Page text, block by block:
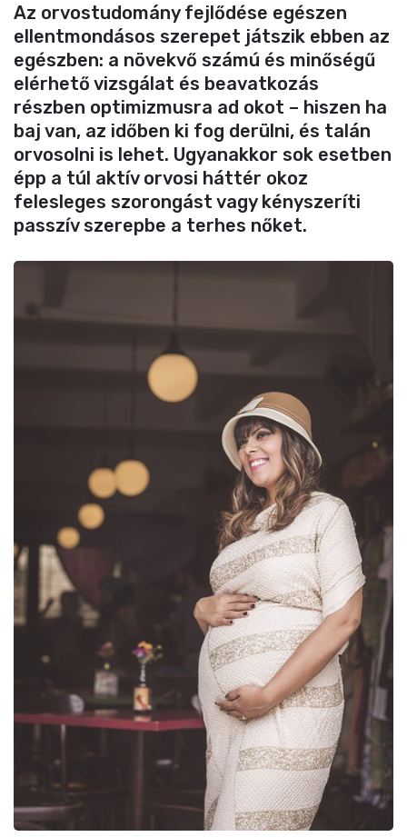
Az orvostudomány fejlődése egészen
ellentmondásos szerepet játszik ebben az
egészben: a növekvő számú és minőségű
elérhető vizsgálat és beavatkozás
részben optimizmusra ad okot – hiszen ha
baj van, az időben ki fog derülni, és talán
orvosolni is lehet. Ugyanakkor sok esetben
épp a túl aktív orvosi háttér okoz
felesleges szorongást vagy kényszeríti
passzív szerepbe a terhes nőket.